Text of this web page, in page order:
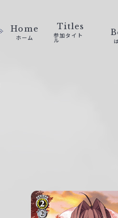
Home
ホーム
Titles
参加タイト
ル